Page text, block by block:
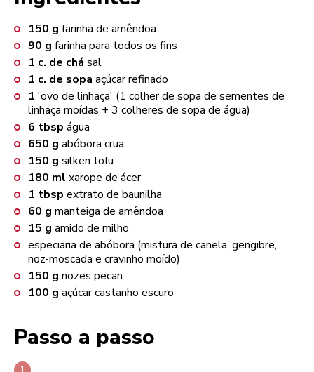
150 g farinha de amêndoa
90 g farinha para todos os fins
1 c. de chá sal
1 c. de sopa açúcar refinado
1 'ovo de linhaça' (1 colher de sopa de sementes de
linhaça moídas + 3 colheres de sopa de água)
6 tbsp água
650 g abóbora crua
150 g silken tofu
180 ml xarope de ácer
1 tbsp extrato de baunilha
60 g manteiga de amêndoa
15 g amido de milho
especiaria de abóbora (mistura de canela, gengibre,
noz-moscada e cravinho moído)
150 g nozes pecan
100 g açúcar castanho escuro
Passo a passo